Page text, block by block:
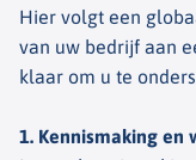
Hier volgt een
van uw bedrijf aan
klaar om u te
1. Kennismaking en